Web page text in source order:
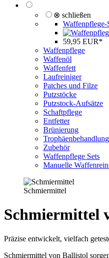
⊗ schließen
Waffenpflege-
59,95 EUR*
Waffenpflege
Waffenöl
Waffenfett
Laufreiniger
Patches und Filze
Putzstöcke
Putzstock-Aufsätze
Schaftpflege
Entfetter
Brünierung
Trophäenbehandlung
Zubehör
Waffenpflege Sets
Manuelle
Schmiermittel
Schmiermittel
Präzise entwickelt, vielfach
Schmiermittel von Ballistol